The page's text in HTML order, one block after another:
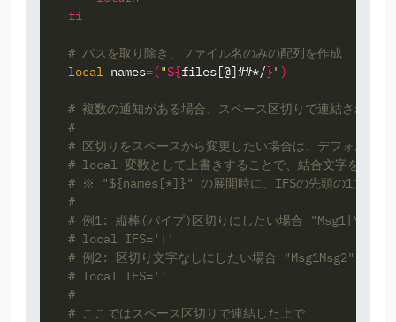
    fi
# パスを取り除き、ファイル名のみの配列を作成
local names=("${files[@]##*/}")
# 複数の通知がある場合、スペース区切りで連結される
#
# 区切りをスペースから変更したい場合は、デフォルト
# local 変数として上書きすることで、結合文字を変更
# ※ "${names[*]}" の展開時に、IFSの先頭の1文字が
#
# 例1: 縦棒(パイプ)区切りにしたい場合 "Msg1|Msg2"
# local IFS='|'
# 例2: 区切り文字なしにしたい場合 "Msg1Msg2"
# local IFS=''
#
# ここではスペース区切りで連結した上で